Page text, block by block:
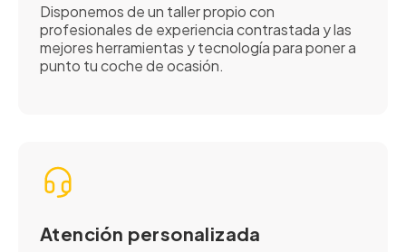
Disponemos de un taller propio con
profesionales de experiencia contrastada y las
mejores herramientas y tecnología para poner a
punto tu coche de ocasión.
Atención personalizada